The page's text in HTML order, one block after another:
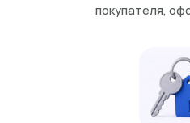
покупателя,